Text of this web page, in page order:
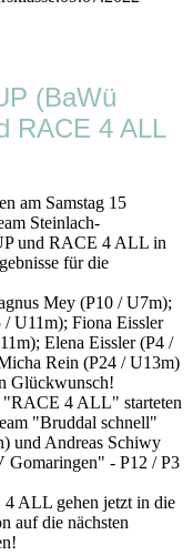
(BaWü
RACE 4 ALL
am Samstag 15
Steinlach-
und RACE 4 ALL in
für die
Mey (P10 / U7m);
U11m); Fiona Eissler
Elena Eissler (P4 /
Rein (P24 / U13m)
Glückwunsch!
"RACE 4 ALL" starteten
"Bruddal schnell"
und Andreas Schiwy
Gomaringen" - P12 / P3
ALL gehen jetzt in die
auf die nächsten